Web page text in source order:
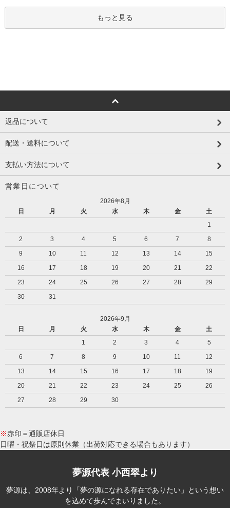
もっと見る
返品について
配送・送料について
支払い方法について
営業日について
2026年8月
日
月 火 水 木 金
土
1
2
3 4 5 6 7
8
9
10 11 12 13 14
15
16
17 18 19 20 21
22
23
24 25 26 27 28
29
30
31
2026年9月
日
月 火 水 木 金
土
1
2 3 4
5
6
7 8 9 10 11
12
13
14 15 16 17 18
19
20
21 22 23 24 25
26
27
28 29 30
※赤印＝通販店休日
日曜・祝祭日は原則休業（出荷対応できる場合もあります）
夢源代表 小西翠より
夢源は、2008年より「夢の源になれる存在でありたい」という想い
を込めて歩んでまいりました。